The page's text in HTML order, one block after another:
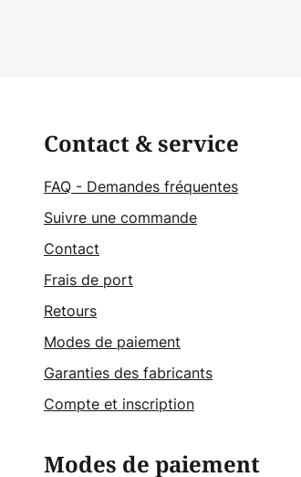
Contact & service
FAQ - Demandes fréquentes
Suivre une commande
Contact
Frais de port
Retours
Modes de paiement
Garanties des fabricants
Compte et inscription
Modes de paiement